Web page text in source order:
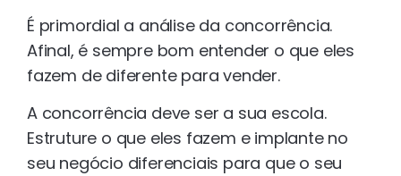
É primordial a análise da concorrência.
Afinal, é sempre bom entender o que eles
fazem de diferente para vender.
A concorrência deve ser a sua escola.
Estruture o que eles fazem e implante no
seu negócio diferenciais para que o seu